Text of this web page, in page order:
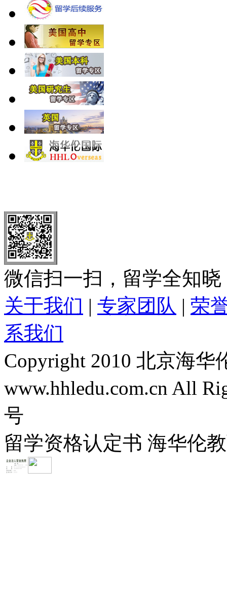
微信扫一扫，留学全知晓
关于我们 | 专家团队 | 荣
系我们
Copyright 2010 北京海
www.hhledu.com.cn All
号
留学资格认定书 海华伦